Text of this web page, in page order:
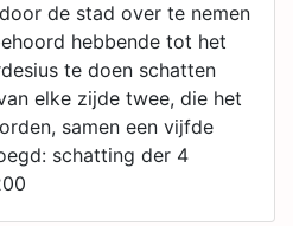
de stad over te nemen
hebbende tot het
te doen schatten
elke zijde twee, die het
samen een vijfde
schatting der 4